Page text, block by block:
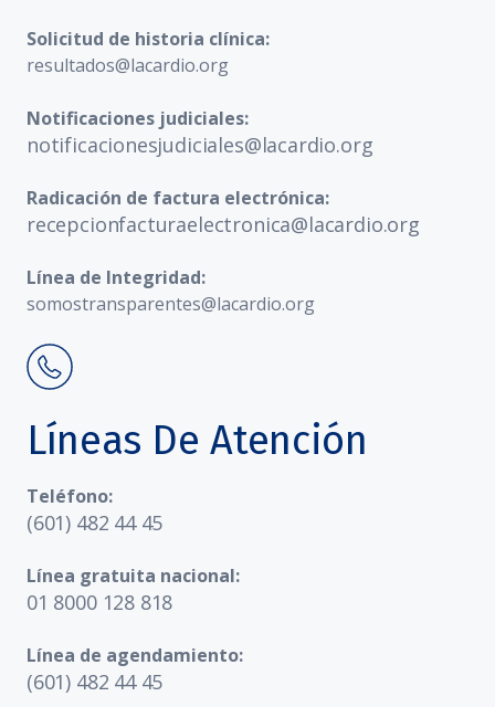
Solicitud de historia clínica:
resultados@lacardio.org
Notificaciones judiciales:
notificacionesjudiciales@lacardio.org
Radicación de factura electrónica:
recepcionfacturaelectronica@lacardio.org
Línea de Integridad:
somostransparentes@lacardio.org
Líneas De Atención
Teléfono:
(601) 482 44 45
Línea gratuita nacional:
01 8000 128 818
Línea de agendamiento:
(601) 482 44 45